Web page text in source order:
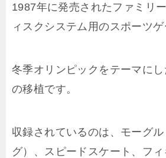
1987年に発売されたファミリ
ィスクシステム用のスポーツゲ
冬季オリンピックをテーマに
の移植です。
収録されているのは、モーグ
グ）、スピードスケート、フィ